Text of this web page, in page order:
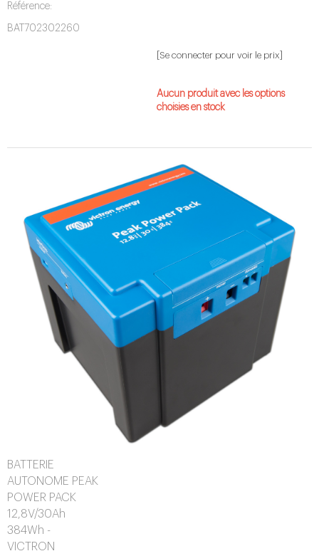
Référence:
BAT702302260
[Se connecter pour voir le prix]
Aucun produit avec les options
choisies en stock
BATTERIE
AUTONOME PEAK
POWER PACK
12,8V/30Ah
384Wh -
VICTRON